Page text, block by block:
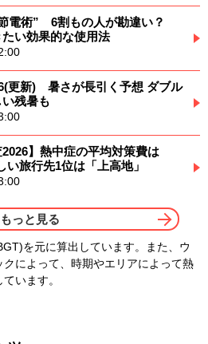
電術” 6割もの人が勘違い？
い効果的な使用法
更新) 暑さが長引く予想 ダブル
残暑も
2026】熱中症の平均対策費は
い旅行先1位は「上高地」
もっと見る
を元に算出しています。また、ウ
によって、時期やエリアによって熱
います。